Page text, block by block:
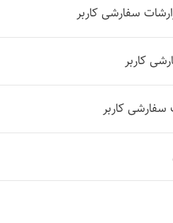
سفارشی کاربر
کاربر
کاربر